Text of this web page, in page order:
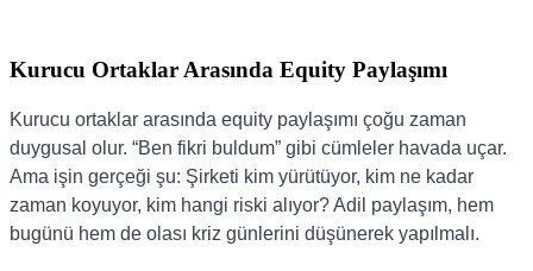
Kurucu Ortaklar Arasında Equity Paylaşımı
Kurucu ortaklar arasında equity paylaşımı çoğu zaman
duygusal olur. “Ben fikri buldum” gibi cümleler havada uçar.
Ama işin gerçeği şu: Şirketi kim yürütüyor, kim ne kadar
zaman koyuyor, kim hangi riski alıyor? Adil paylaşım, hem
bugünü hem de olası kriz günlerini düşünerek yapılmalı.